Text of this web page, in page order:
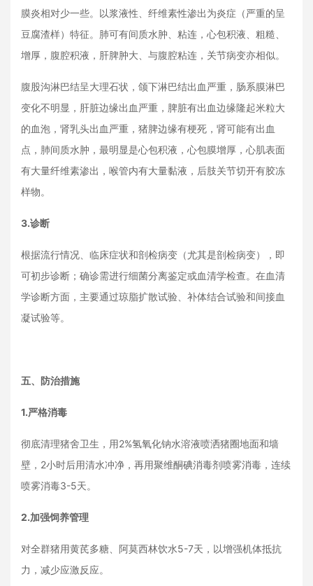
膜炎相对少一些。以浆液性、纤维素性渗出为炎症（严重的呈
豆腐渣样）特征。肺可有间质水肿、粘连，心包积液、粗糙、
增厚，腹腔积液，肝脾肿大、与腹腔粘连，关节病变亦相似。
腹股沟淋巴结呈大理石状，颌下淋巴结出血严重，肠系膜淋巴
变化不明显，肝脏边缘出血严重，脾脏有出血边缘隆起米粒大
的血泡，肾乳头出血严重，猪脾边缘有梗死，肾可能有出血
点，肺间质水肿，最明显是心包积液，心包膜增厚，心肌表面
有大量纤维素渗出，喉管内有大量黏液，后肢关节切开有胶冻
样物。
3.诊断
根据流行情况、临床症状和剖检病变（尤其是剖检病变），即
可初步诊断；确诊需进行细菌分离鉴定或血清学检查。在血清
学诊断方面，主要通过琼脂扩散试验、补体结合试验和间接血
凝试验等。
五、防治措施
1.严格消毒
彻底清理猪舍卫生，用2%氢氧化钠水溶液喷洒猪圈地面和墙
壁，2小时后用清水冲净，再用聚维酮碘消毒剂喷雾消毒，连续
喷雾消毒3-5天。
2.加强饲养管理
对全群猪用黄芪多糖、阿莫西林饮水5-7天，以增强机体抵抗
力，减少应激反应。